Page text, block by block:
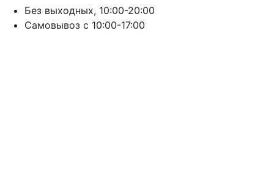
Без выходных, 10:00-20:00
Cамовывоз с 10:00-17:00